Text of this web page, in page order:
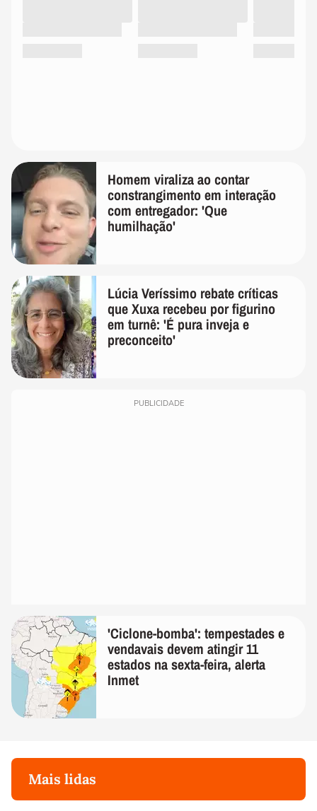
Homem viraliza ao contar
constrangimento em interação
com entregador: 'Que
humilhação'
Lúcia Veríssimo rebate críticas
que Xuxa recebeu por figurino
em turnê: 'É pura inveja e
preconceito'
PUBLICIDADE
'Ciclone-bomba': tempestades e
vendavais devem atingir 11
estados na sexta-feira, alerta
Inmet
Mais lidas